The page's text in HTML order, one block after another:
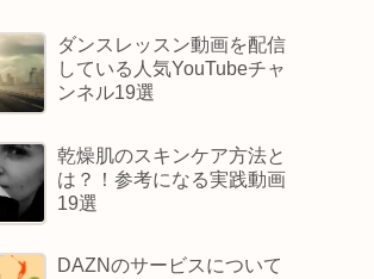
ダンスレッスン動画を配信
している人気YouTubeチャ
ンネル19選
乾燥肌のスキンケア方法と
は？！参考になる実践動画
19選
DAZNのサービスについて